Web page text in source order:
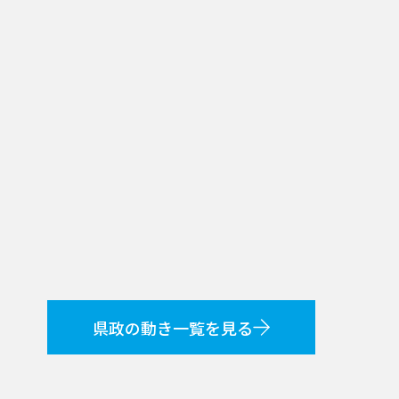
県政の動き一覧を見る